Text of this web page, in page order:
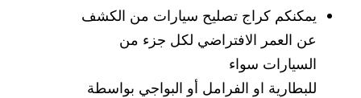
يمكنكم كراج تصليح سيارات من الكشف
عن العمر الافتراضي لكل جزء من
السيارات سواء
للبطارية او الفرامل أو البواجي بواسطة